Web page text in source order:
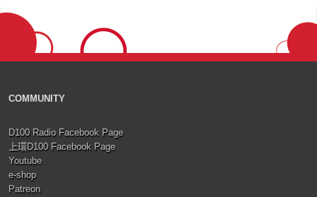
COMMUNITY
D100 Radio Facebook Page
上環D100 Facebook Page
Youtube
e-shop
Patreon